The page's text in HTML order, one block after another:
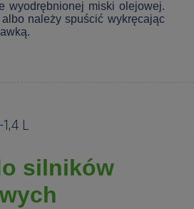
wyodrębnionej miski olejowej.
należy spuścić wykręcając
L
silników